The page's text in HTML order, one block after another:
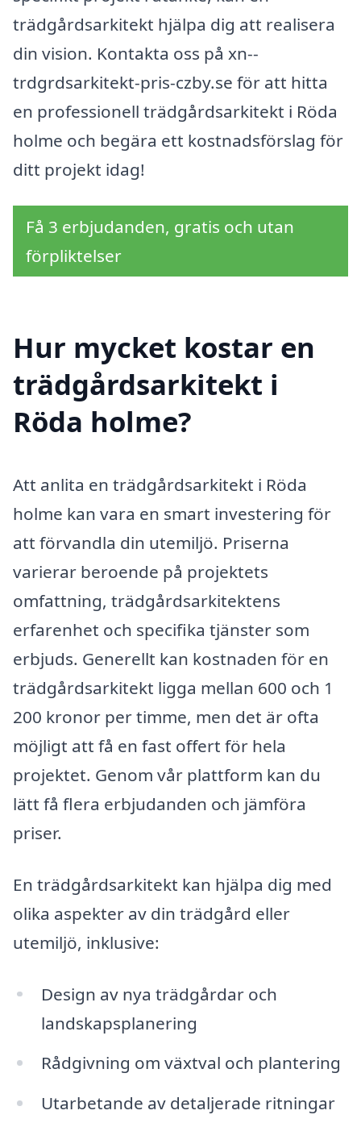
trädgårdsarkitekt hjälpa dig att realisera
din vision. Kontakta oss på xn--
trdgrdsarkitekt-pris-czby.se för att hitta
en professionell trädgårdsarkitekt i Röda
holme och begära ett kostnadsförslag för
ditt projekt idag!
Få 3 erbjudanden, gratis och utan
förpliktelser
Hur mycket kostar en
trädgårdsarkitekt i
Röda holme?
Att anlita en trädgårdsarkitekt i Röda
holme kan vara en smart investering för
att förvandla din utemiljö. Priserna
varierar beroende på projektets
omfattning, trädgårdsarkitektens
erfarenhet och specifika tjänster som
erbjuds. Generellt kan kostnaden för en
trädgårdsarkitekt ligga mellan 600 och 1
200 kronor per timme, men det är ofta
möjligt att få en fast offert för hela
projektet. Genom vår plattform kan du
lätt få flera erbjudanden och jämföra
priser.
En trädgårdsarkitekt kan hjälpa dig med
olika aspekter av din trädgård eller
utemiljö, inklusive:
Design av nya trädgårdar och
landskapsplanering
Rådgivning om växtval och plantering
Utarbetande av detaljerade ritningar